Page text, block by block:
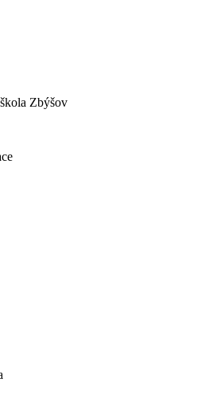
Zbýšov